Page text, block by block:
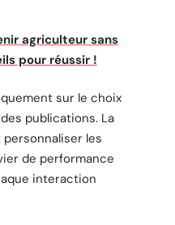
agriculteur sans
pour réussir !
sur le choix
publications. La
les
de performance
interaction